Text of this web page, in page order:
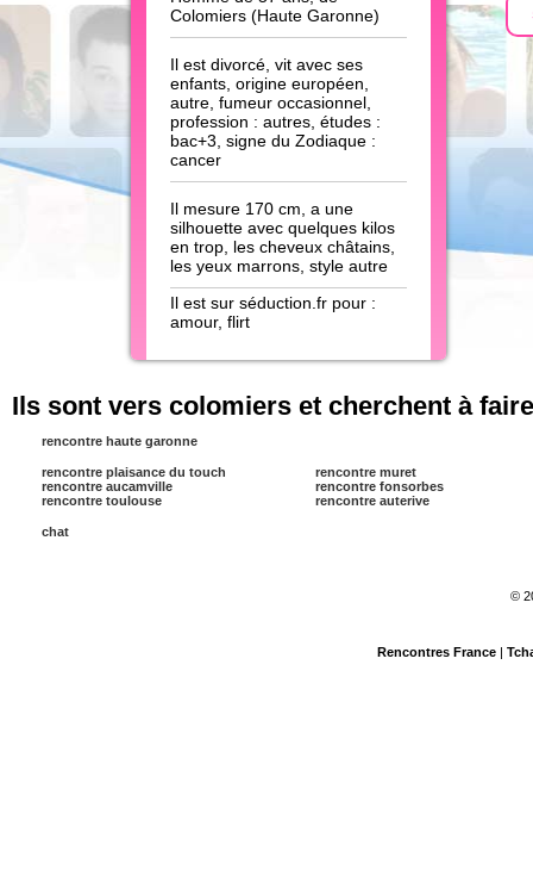
Colomiers (Haute Garonne)
Il est divorcé, vit avec ses
enfants, origine européen,
autre, fumeur occasionnel,
profession : autres, études :
bac+3, signe du Zodiaque :
cancer
Il mesure 170 cm, a une
silhouette avec quelques kilos
en trop, les cheveux châtains,
les yeux marrons, style autre
Il est sur séduction.fr pour :
amour, flirt
Ils sont vers colomiers et cherchent à
rencontre haute garonne
rencontre plaisance du touch
rencontre muret
rencontre aucamville
rencontre fonsorbes
rencontre toulouse
rencontre auterive
chat
©
Rencontres France|